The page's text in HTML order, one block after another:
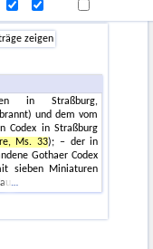
zeigen
in Straßburg,
und dem vom
Codex in Straßburg
Ms. 33); – der in
Gothaer Codex
sieben Miniaturen